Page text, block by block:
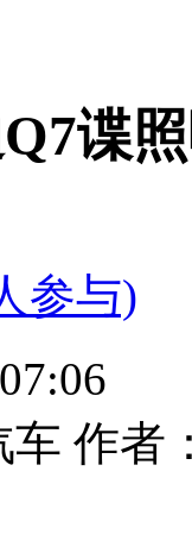
谍
参与)
车 作者